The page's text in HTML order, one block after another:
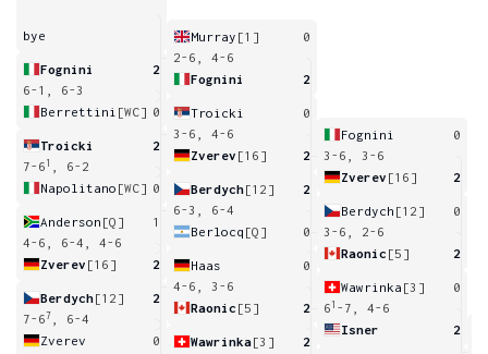
bye
Fognini
2
6-1, 6-3
Berrettini [WC] 0
Troicki
2
7-6 1
, 6-2
Napolitano [WC] 0
Anderson [Q]
1
4-6, 6-4, 4-6
Zverev [16] 2
Berdych[12]
2
7-67
, 6-4
Zverev
0
Murray [1]
0
2-6, 4-6
Fognini
2
Troicki
0
3-6, 4-6
Zverev [16] 2
Berdych[12]
2
6-3, 6-4
Berlocq [Q] 0
Haas
0
4-6, 3-6
Raonic [5] 2
Wawrinka[3]
2
Fognini
0
3-6, 3-6
Zverev [16] 2
Berdych [12]
0
3-6, 2-6
Raonic [5] 2
Wawrinka [3]
0
6 1 -7, 4-6
Isner
2